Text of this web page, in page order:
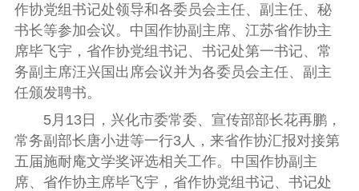
作协党组书记处领导和各委员会主任、副主任、秘
书长等参加会议。中国作协副主席、江苏省作协主
席毕飞宇，省作协党组书记、书记处第一书记、常
务副主席汪兴国出席会议并为各委员会主任、副主
任颁发聘书。
5月 13日，兴化市委常委、宣传部部长花再鹏，
常务副部长唐小进等一行3人，来省作协汇报对接第
五届施耐庵文学奖评选相关工作。中国作协副主
席、省作协主席毕飞宇，省作协党组书记、书记处